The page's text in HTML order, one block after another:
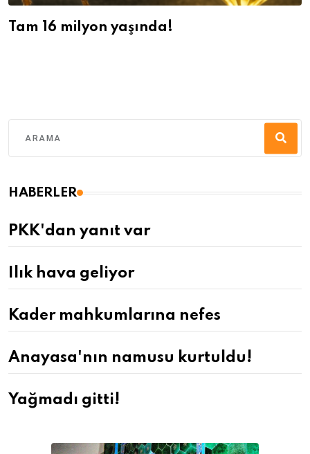
Tam 16 milyon yaşında!
HABERLER
PKK'dan yanıt var
Ilık hava geliyor
Kader mahkumlarına nefes
Anayasa'nın namusu kurtuldu!
Yağmadı gitti!